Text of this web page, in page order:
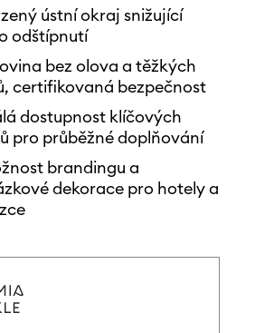
ústní okraj snižující
odštípnutí
bez olova a těžkých
certifikovaná bezpečnost
dostupnost klíčových
pro průběžné doplňování
brandingu a
dekorace pro hotely a